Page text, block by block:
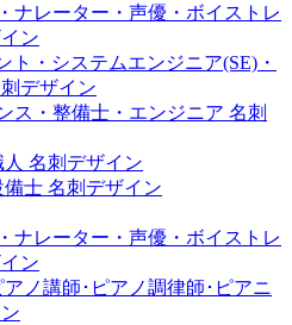
ナレーター・声優・ボイストレ
ン
ト・システムエンジニア(SE)・
デザイン
ス・整備士・エンジニア 名刺
人 名刺デザイン
備士 名刺デザイン
ナレーター・声優・ボイストレ
ン
アノ講師･ピアノ調律師･ピアニ